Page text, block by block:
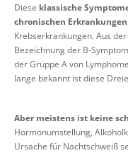
Diese klassische
chronischen Erkrankungen
Krebserkrankungen. Aus
Bezeichnung der B-
der Gruppe A von
lange bekannt ist diese
Aber meistens ist keine
Hormonumstellung,
Ursache für Nachtschweiß